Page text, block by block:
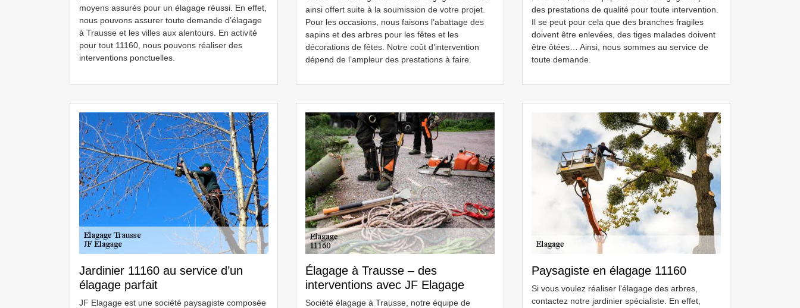
moyens assurés pour un élagage réussi. En effet,
nous pouvons assurer toute demande d’élagage
à Trausse et les villes aux alentours. En activité
pour tout 11160, nous pouvons réaliser des
interventions ponctuelles.
ainsi offert suite à la soumission de votre projet.
Pour les occasions, nous faisons l’abattage des
sapins et des arbres pour les fêtes et les
décorations de fêtes. Notre coût d’intervention
dépend de l’ampleur des prestations à faire.
des prestations de qualité pour toute intervention.
Il se peut pour cela que des branches fragiles
doivent être enlevées, des tiges malades doivent
être ôtées… Ainsi, nous sommes au service de
toute demande.
Jardinier 11160 au service d’un
élagage parfait
JF Elagage est une société paysagiste composée
Élagage à Trausse – des
interventions avec JF Elagage
Société élagage à Trausse, notre équipe de
Paysagiste en élagage 11160
Si vous voulez réaliser l'élagage des arbres,
contactez notre jardinier spécialiste. En effet,